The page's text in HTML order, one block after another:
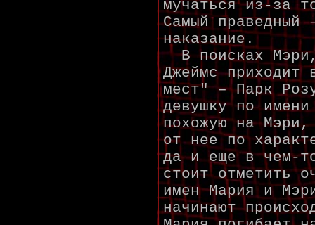
мучаться из-за
Самый праведный
наказание.
В поисках
Джеймс
мест" – Парк
девушку по
похожую на Мэри,
от нее по
да и еще в чем-
стоит отметить
имен Мария и
начинают